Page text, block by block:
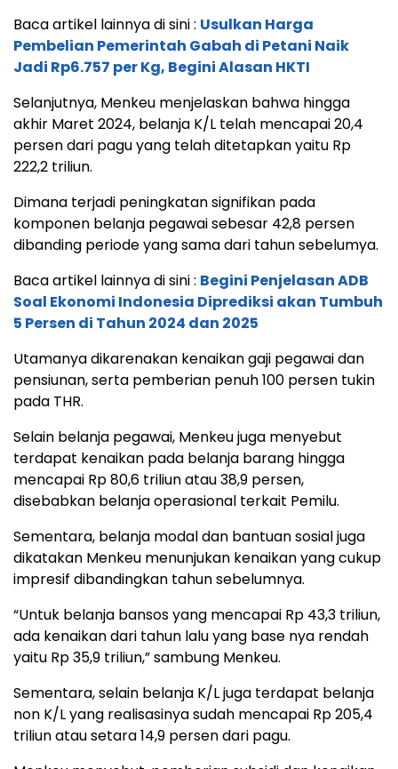
Baca artikel lainnya di sini : Usulkan Harga
Pembelian Pemerintah Gabah di Petani Naik
Jadi Rp6.757 per Kg, Begini Alasan HKTI
Selanjutnya, Menkeu menjelaskan bahwa hingga
akhir Maret 2024, belanja K/L telah mencapai 20,4
persen dari pagu yang telah ditetapkan yaitu Rp
222,2 triliun.
Dimana terjadi peningkatan signifikan pada
komponen belanja pegawai sebesar 42,8 persen
dibanding periode yang sama dari tahun sebelumya.
Baca artikel lainnya di sini : Begini Penjelasan ADB
Soal Ekonomi Indonesia Diprediksi akan Tumbuh
5 Persen di Tahun 2024 dan 2025
Utamanya dikarenakan kenaikan gaji pegawai dan
pensiunan, serta pemberian penuh 100 persen tukin
pada THR.
Selain belanja pegawai, Menkeu juga menyebut
terdapat kenaikan pada belanja barang hingga
mencapai Rp 80,6 triliun atau 38,9 persen,
disebabkan belanja operasional terkait Pemilu.
Sementara, belanja modal dan bantuan sosial juga
dikatakan Menkeu menunjukan kenaikan yang cukup
impresif dibandingkan tahun sebelumnya.
“Untuk belanja bansos yang mencapai Rp 43,3 triliun,
ada kenaikan dari tahun lalu yang base nya rendah
yaitu Rp 35,9 triliun,” sambung Menkeu.
Sementara, selain belanja K/L juga terdapat belanja
non K/L yang realisasinya sudah mencapai Rp 205,4
triliun atau setara 14,9 persen dari pagu.